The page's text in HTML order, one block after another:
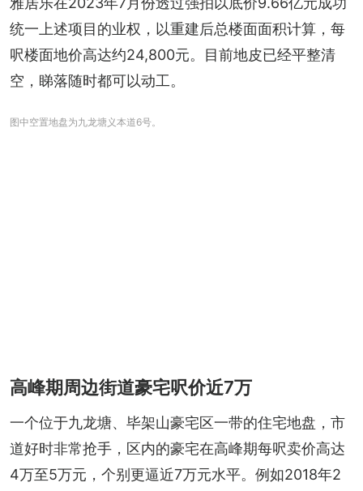
统一上述项目的业权，以重建后总楼面面积计算，每
呎楼面地价高达约24,800元。目前地皮已经平整清
空，睇落随时都可以动工。
图中空置地盘为九龙塘义本道6号。
高峰期周边街道豪宅呎价近7万
一个位于九龙塘、毕架山豪宅区一带的住宅地盘，市
道好时非常抢手，区内的豪宅在高峰期每呎卖价高达
4万至5万元，个别更逼近7万元水平。例如2018年2